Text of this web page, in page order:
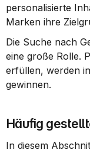
personalisierte
Marken ihre
Die Suche nach
eine große Rolle.
erfüllen, werden
gewinnen.
Häufig
In diesem